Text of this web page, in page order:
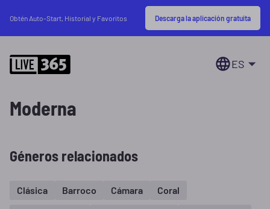
Obtén Auto-Start, Historial y Favoritos Descarga la aplicación gratuita
ES
Moderna
Géneros relacionados
Clásica Barroco Cámara Coral